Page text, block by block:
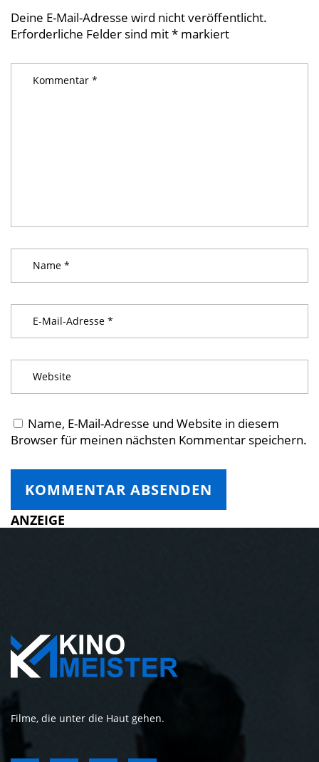
Deine E-Mail-Adresse wird nicht veröffentlicht.
Erforderliche Felder sind mit* markiert
Name, E-Mail-Adresse und Website in diesem
Browser für meinen nächsten Kommentar speichern.
ANZEIGE
Filme, die unter die Haut gehen.